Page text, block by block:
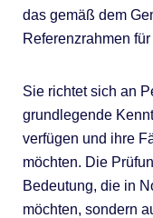
das gemäß dem
Referenzrahmen
Sie richtet sich an
grundlegende
verfügen und ihre
möchten. Die
Bedeutung, die in
möchten, sondern